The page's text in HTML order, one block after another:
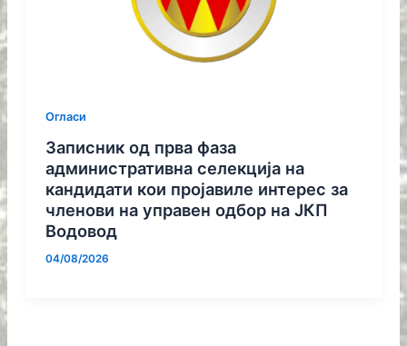
Огласи
Записник од прва фаза
административна селекција на
кандидати кои пројавиле интерес за
членови на управен одбор на ЈКП
Водовод
04/08/2026